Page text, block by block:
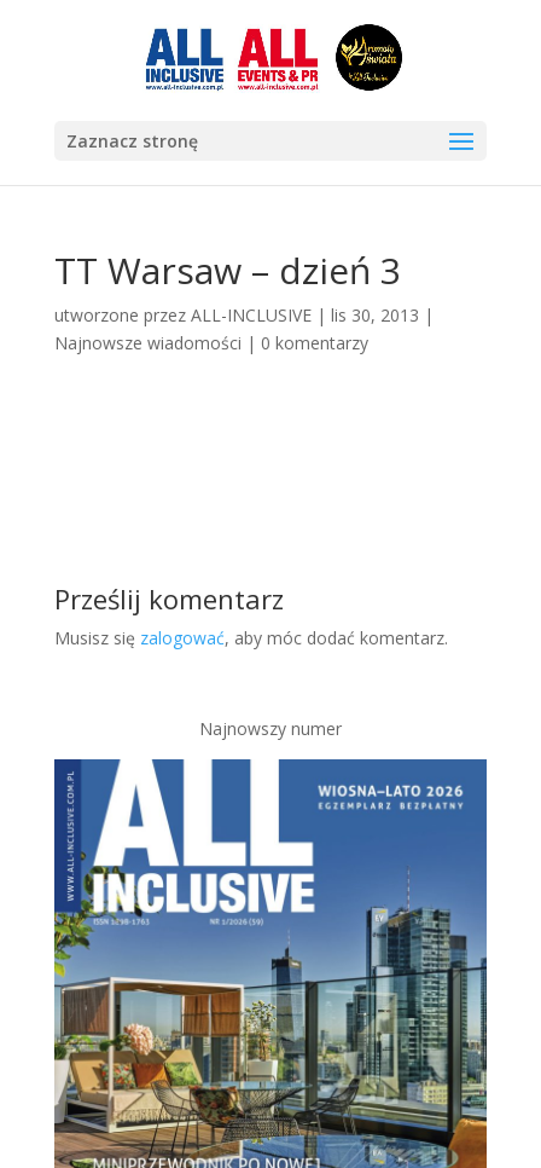
Zaznacz stronę
TT Warsaw – dzień 3
utworzone przez ALL-INCLUSIVE| lis 30, 2013 |
Najnowsze wiadomości | 0 komentarzy
Prześlij komentarz
Musisz się zalogować, aby móc dodać komentarz.
Najnowszy numer